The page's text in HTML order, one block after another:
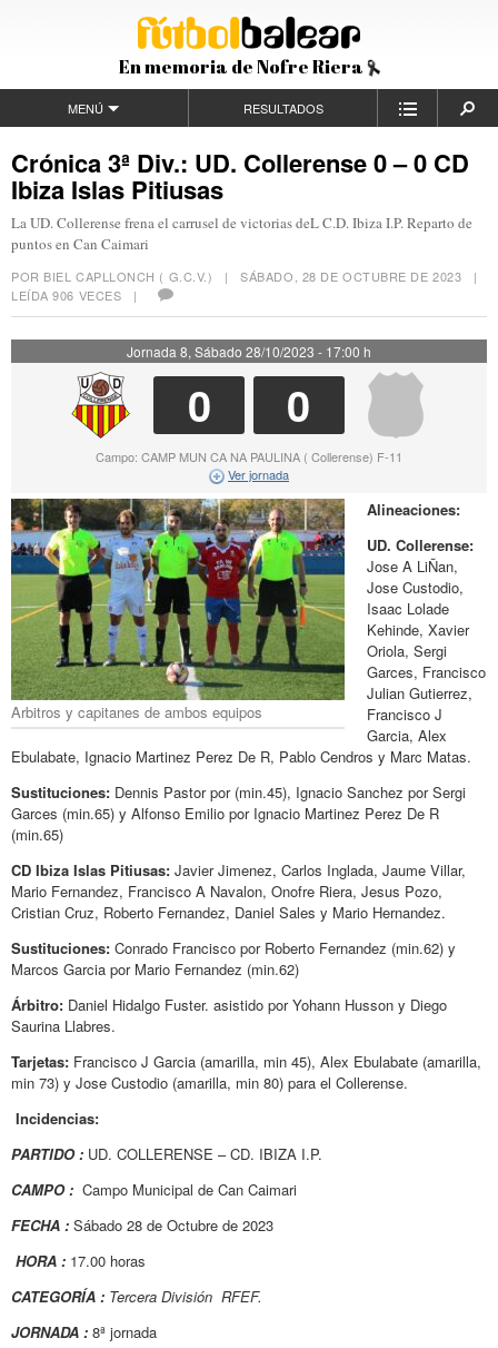
En memoria de Nofre Riera
MENÚ RESULTADOS
Crónica 3ª Div.: UD. Collerense 0 – 0 CD
Ibiza Islas Pitiusas
La UD. Collerense frena el carrusel de victorias deL C.D. Ibiza I.P. Reparto de
puntos en Can Caimari
POR BIEL CAPLLONCH ( G.C.V.) |SÁBADO, 28 DE OCTUBRE DE 2023 |
LEÍDA 906 VECES |
Jornada 8, Sábado 28/10/2023 - 17:00 h
0 0
Campo: CAMP MUN CA NA PAULINA ( Collerense) F-11
Ver jornada
Arbitros y capitanes de ambos equipos
Alineaciones:
UD. Collerense:
Jose A LiÑan,
Jose Custodio,
Isaac Lolade
Kehinde, Xavier
Oriola, Sergi
Garces, Francisco
Julian Gutierrez,
Francisco J
Garcia, Alex
Ebulabate, Ignacio Martinez Perez De R, Pablo Cendros y Marc Matas.
Sustituciones: Dennis Pastor por (min.45), Ignacio Sanchez por Sergi
Garces (min.65) y Alfonso Emilio por Ignacio Martinez Perez De R
(min.65)
CD Ibiza Islas Pitiusas: Javier Jimenez, Carlos Inglada, Jaume Villar,
Mario Fernandez, Francisco A Navalon, Onofre Riera, Jesus Pozo,
Cristian Cruz, Roberto Fernandez, Daniel Sales y Mario Hernandez.
Sustituciones: Conrado Francisco por Roberto Fernandez (min.62) y
Marcos Garcia por Mario Fernandez (min.62)
Árbitro: Daniel Hidalgo Fuster. asistido por Yohann Husson y Diego
Saurina Llabres.
Tarjetas: Francisco J Garcia (amarilla, min 45), Alex Ebulabate (amarilla,
min 73) y Jose Custodio (amarilla, min 80) para el Collerense.
Incidencias:
PARTIDO : UD. COLLERENSE – CD. IBIZA I.P.
CAMPO : Campo Municipal de Can Caimari
FECHA : Sábado 28 de Octubre de 2023
HORA : 17.00 horas
CATEGORÍA : Tercera División RFEF.
JORNADA : 8ª jornada